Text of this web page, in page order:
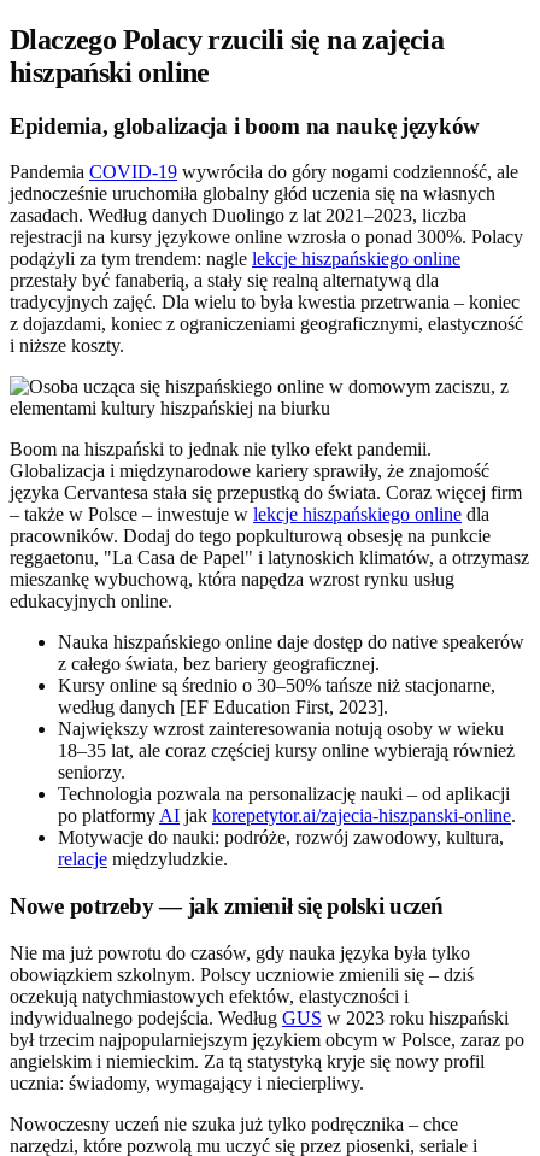
Dlaczego Polacy rzucili się na zajęcia
hiszpański online
Epidemia, globalizacja i boom na naukę języków
Pandemia COVID-19 wywróciła do góry nogami codzienność, ale
jednocześnie uruchomiła globalny głód uczenia się na własnych
zasadach. Według danych Duolingo z lat 2021–2023, liczba
rejestracji na kursy językowe online wzrosła o ponad 300%. Polacy
podążyli za tym trendem: nagle lekcje hiszpańskiego online
przestały być fanaberią, a stały się realną alternatywą dla
tradycyjnych zajęć. Dla wielu to była kwestia przetrwania – koniec
z dojazdami, koniec z ograniczeniami geograficznymi, elastyczność
i niższe koszty.
Boom na hiszpański to jednak nie tylko efekt pandemii.
Globalizacja i międzynarodowe kariery sprawiły, że znajomość
języka Cervantesa stała się przepustką do świata. Coraz więcej firm
– także w Polsce – inwestuje w lekcje hiszpańskiego online dla
pracowników. Dodaj do tego popkulturową obsesję na punkcie
reggaetonu, "La Casa de Papel" i latynoskich klimatów, a otrzymasz
mieszankę wybuchową, która napędza wzrost rynku usług
edukacyjnych online.
Nauka hiszpańskiego online daje dostęp do native speakerów
z całego świata, bez bariery geograficznej.
Kursy online są średnio o 30–50% tańsze niż stacjonarne,
według danych [EF Education First, 2023].
Największy wzrost zainteresowania notują osoby w wieku
18–35 lat, ale coraz częściej kursy online wybierają również
seniorzy.
Technologia pozwala na personalizację nauki – od aplikacji
po platformy AI jak korepetytor.ai/zajecia-hiszpanski-online.
Motywacje do nauki: podróże, rozwój zawodowy, kultura,
relacje międzyludzkie.
Nowe potrzeby — jak zmienił się polski uczeń
Nie ma już powrotu do czasów, gdy nauka języka była tylko
obowiązkiem szkolnym. Polscy uczniowie zmienili się – dziś
oczekują natychmiastowych efektów, elastyczności i
indywidualnego podejścia. Według GUS w 2023 roku hiszpański
był trzecim najpopularniejszym językiem obcym w Polsce, zaraz po
angielskim i niemieckim. Za tą statystyką kryje się nowy profil
ucznia: świadomy, wymagający i niecierpliwy.
Nowoczesny uczeń nie szuka już tylko podręcznika – chce
narzędzi, które pozwolą mu uczyć się przez piosenki, seriale i